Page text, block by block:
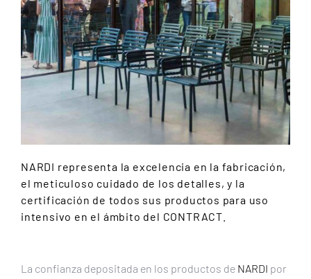
NARDI representa la excelencia en la fabricación,
el meticuloso cuidado de los detalles, y la
certificación de todos sus productos para uso
intensivo en el ámbito del CONTRACT.
La confianza depositada en los productos de NARDI por